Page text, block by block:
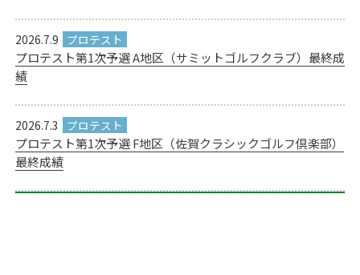
2026.7.9
プロテスト第1次予選 A地区（サミットゴルフクラブ）最終成
績
2026.7.3
プロテスト第1次予選 F地区（佐賀クラシックゴルフ倶楽部）
最終成績